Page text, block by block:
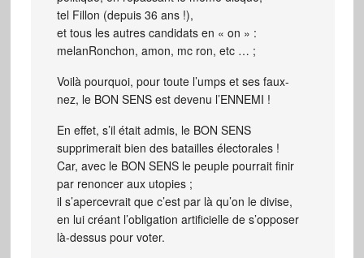
tel Fillon (depuis 36 ans !),
et tous les autres candidats en « on » :
melanRonchon, amon, mc ron, etc … ;
Voilà pourquoi, pour toute l’umps et ses faux-
nez, le BON SENS est devenu l’ENNEMI !
En effet, s’il était admis, le BON SENS
supprimerait bien des batailles électorales !
Car, avec le BON SENS le peuple pourrait finir
par renoncer aux utopies ;
il s’apercevrait que c’est par là qu’on le divise,
en lui créant l’obligation artificielle de s’opposer
là-dessus pour voter.